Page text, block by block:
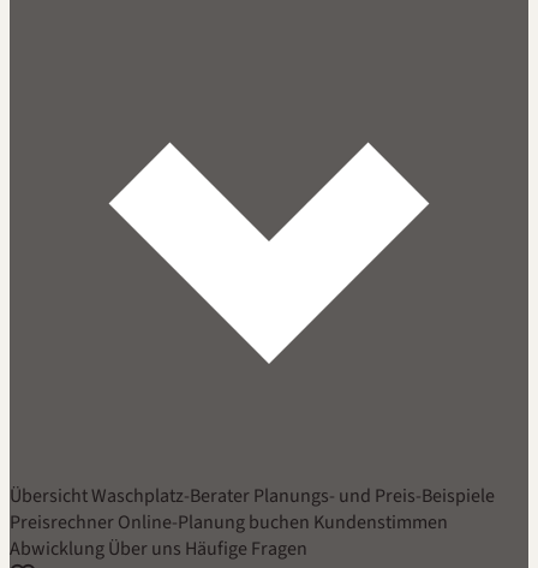
ÜbersichtWaschplatz-BeraterPlanungs- und Preis-Beispiele
PreisrechnerOnline-Planung buchen Kundenstimmen
AbwicklungÜber uns Häufige Fragen